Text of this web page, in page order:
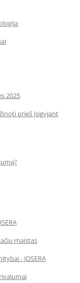
2025
prieš įsigyjant
maistas
- JOSERA